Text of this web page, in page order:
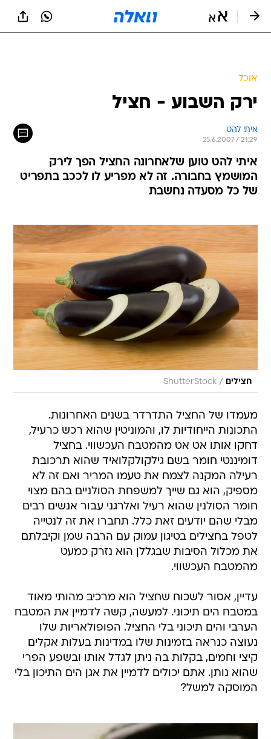
אוכל
ירק השבוע - חציל
איתי להט
25.6.2007 / 21:29
איתי להט טוען שלאחרונה החציל הפך לירק
המושמץ בחבורה. זה לא מפריע לו לככב בתפריט
של כל מסעדה נחשבת
חצילים /
ShutterStock
מעמדו של החציל התדרדר בשנים האחרונות.
התכונות הייחודיות לו, והמוניטין שהוא רכש כרעיל,
דחקו אותו אט אט מהמטבח העכשווי. בחציל
דומיננטי חומר בשם גילקולקלואיד שהוא תרכובת
רעילה המקנה לצמח את טעמו המריר ואם זה לא
מספיק, הוא גם שייך למשפחת הסולניים בהם מצוי
חומר הסולנין שהוא רעיל ואלרגני עבור אנשים רבים
מבלי שהם יודעים זאת כלל. תחברו את זה לנטייה
לטפל בחצילים בטיגון עמוק עם הרבה שמן וקיבלתם
את מכלול הסיבות שבגללן הוא נזרק כמעט
מהמטבח העכשווי.
עדיין, אסור לשכוח שחציל הוא מרכיב מהותי מאוד
במטבח הים תיכוני. למעשה, קשה לדמיין את המטבח
הערבי והים תיכוני בלי החציל. הפופולאריות שלו
נעוצה כנראה בזמינות שלו במדינות בעלות אקלים
קיצי וחמים, בקלות בה ניתן לגדל אותו ובשפע הפרי
שהוא נותן. אתם יכולים לדמיין את אגן הים התיכון בלי
המוסקה למשל?